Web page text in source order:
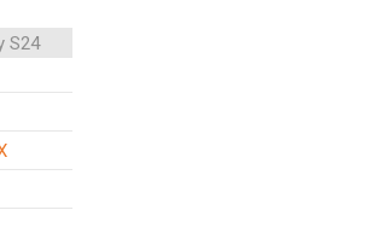
S24